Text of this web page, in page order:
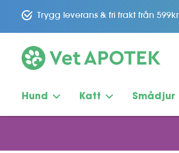
Trygg leverans & fri frakt från 599kr
Hund Katt Smådjur